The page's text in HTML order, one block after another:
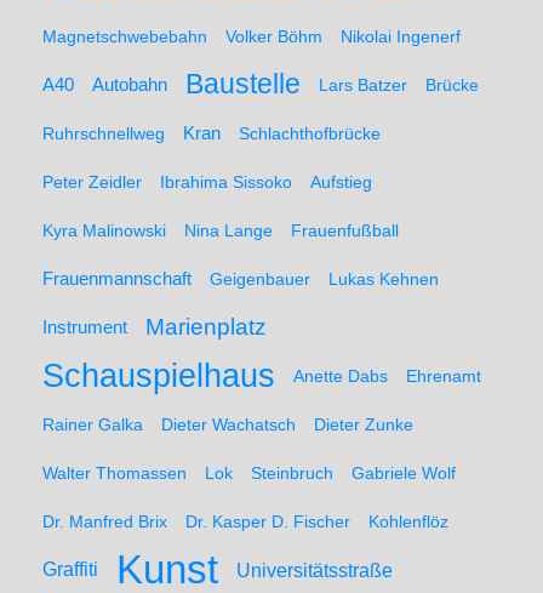
Magnetschwebebahn Volker Böhm Nikolai Ingenerf
A40 Autobahn Baustelle Lars Batzer Brücke
Ruhrschnellweg Kran Schlachthofbrücke
Peter Zeidler Ibrahima Sissoko Aufstieg
Kyra Malinowski Nina Lange Frauenfußball
Frauenmannschaft Geigenbauer Lukas Kehnen
Instrument Marienplatz
Schauspielhaus Anette Dabs Ehrenamt
Rainer Galka Dieter Wachatsch Dieter Zunke
Walter Thomassen Lok Steinbruch Gabriele Wolf
Dr. Manfred Brix Dr. Kasper D. Fischer Kohlenflöz
Graffiti Kunst Universitätsstraße